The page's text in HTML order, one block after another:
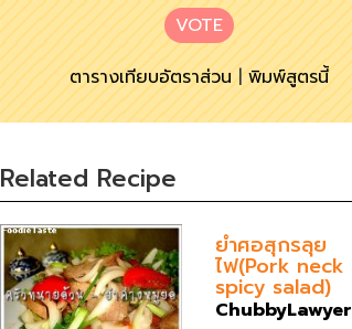
VOTE
ตารางเทียบอัตราส่วน|พิมพ์สูตรนี้
Related Recipe
ยำศอสุกรลุย
ไฟ(Pork neck
spicy salad)
ChubbyLawyer